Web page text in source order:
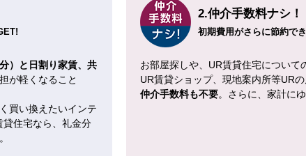
）と日割り家賃、共
が軽くなること
買い換えたいインテ
貸住宅なら、礼金分
2.仲介手数料ナシ！
初期費用がさらに節約でき
お部屋探しや、UR賃貸住宅について
UR賃貸ショップ、現地案内所等UR
仲介手数料も不要。さらに、家計に